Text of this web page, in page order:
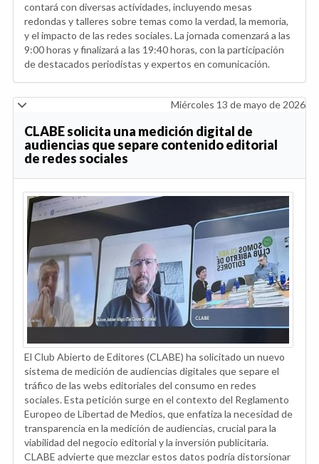
contará con diversas actividades, incluyendo mesas
redondas y talleres sobre temas como la verdad, la memoria,
y el impacto de las redes sociales. La jornada comenzará a las
9:00 horas y finalizará a las 19:40 horas, con la participación
de destacados periodistas y expertos en comunicación.
Miércoles 13 de mayo de 2026
CLABE solicita una medición digital de
audiencias que separe contenido editorial
de redes sociales
El Club Abierto de Editores (CLABE) ha solicitado un nuevo
sistema de medición de audiencias digitales que separe el
tráfico de las webs editoriales del consumo en redes
sociales. Esta petición surge en el contexto del Reglamento
Europeo de Libertad de Medios, que enfatiza la necesidad de
transparencia en la medición de audiencias, crucial para la
viabilidad del negocio editorial y la inversión publicitaria.
CLABE advierte que mezclar estos datos podría distorsionar